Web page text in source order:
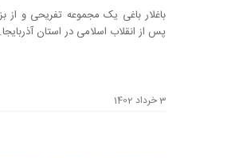
باغلار باغی یک مجموعه تفریحی و از
پس از انقلاب اسلامی در استان
3 خرداد 1402